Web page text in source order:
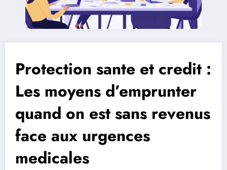
Protection sante et credit :
Les moyens d’emprunter
quand on est sans revenus
face aux urgences
medicales